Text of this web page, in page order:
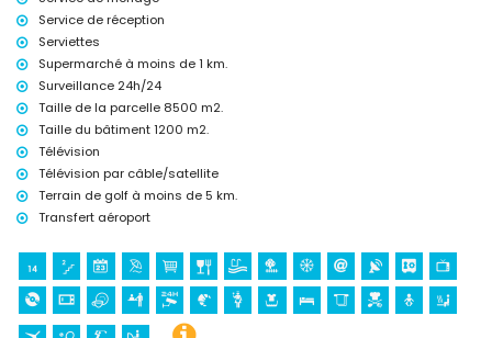
Service de réception
Serviettes
Supermarché à moins de 1 km.
Surveillance 24h/24
Taille de la parcelle 8500 m2.
Taille du bâtiment 1200 m2.
Télévision
Télévision par câble/satellite
Terrain de golf à moins de 5 km.
Transfert aéroport